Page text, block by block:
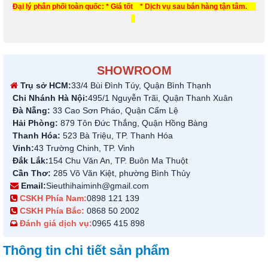
Đại lý phân phối toàn quốc: * Giá tốt * Dịch vụ sau bán hàng tận tâm.
SHOWROOM
Trụ sở HCM:33/4 Bùi Đình Túy, Quận Bình Thạnh
Chi Nhánh Hà Nội:495/1 Nguyễn Trãi, Quận Thanh Xuân
Đà Nẵng: 33 Cao Sơn Pháo, Quận Cẩm Lệ
Hải Phòng: 879 Tôn Đức Thắng, Quận Hồng Bàng
Thanh Hóa: 523 Bà Triệu, TP. Thanh Hóa
Vinh:43 Trường Chinh, TP. Vinh
Đắk Lắk:154 Chu Văn An, TP. Buôn Ma Thuột
Cần Thơ: 285 Võ Văn Kiệt, phường Bình Thủy
Email:Sieuthihaiminh@gmail.com
CSKH Phía Nam:0898 121 139
CSKH Phía Bắc: 0868 50 2002
Đánh giá dịch vụ:0965 415 898
Thông tin chi tiết sản phẩm